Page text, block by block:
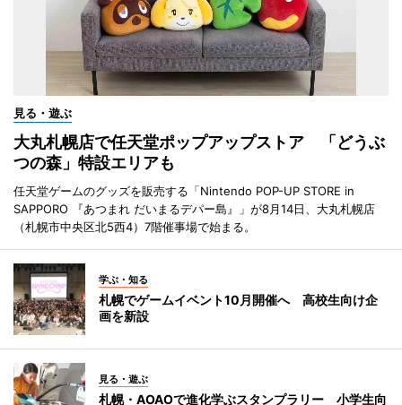
見る・遊ぶ
大丸札幌店で任天堂ポップアップストア 「どうぶ
つの森」特設エリアも
任天堂ゲームのグッズを販売する「Nintendo POP-UP STORE in
SAPPORO 『あつまれ だいまるデパー島』」が8月14日、大丸札幌店
（札幌市中央区北5西4）7階催事場で始まる。
学ぶ・知る
札幌でゲームイベント10月開催へ 高校生向け企
画を新設
見る・遊ぶ
札幌・AOAOで進化学ぶスタンプラリー 小学生向